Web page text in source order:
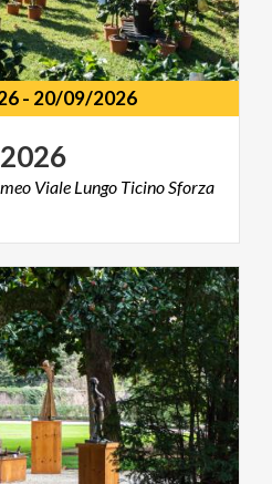
- 20/09/2026
2026
Viale Lungo Ticino Sforza